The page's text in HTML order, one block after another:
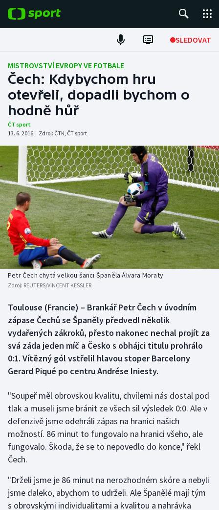
SLEDOVAT
Fotbal
Hokej
Tenis
Atletika
Cyklistika
DALŠÍ SPORTY
Americký fotbal
Baseball a softbal
Basketbal
Biatlon
Box
Curling
Dostihy
Florbal
Golf
Gymnastika
Házená
NEPŘEHLÉDNĚTE
Soutěže
Historické návraty
Aplikace ČT sport
MISTROVSTVÍ EVROPY VE FOTBALE
Čech: Kdybychom hru
otevřeli, dopadli bychom o
hodně hůř
ČT sport
13. 6. 2016 | Zdroj: ČTK, ČT sport
Petr Čech chytá velkou šanci Španěla Álvara Moraty
Zdroj: REUTERS/VINCENT KESSLER
Toulouse (Francie) – Brankář Petr Čech v úvodním
zápase Čechů se Španěly předvedl několik
vydařených zákroků, přesto nakonec nechal projít za
svá záda jeden míč a Česko s obhájci titulu prohrálo
0:1. Vítězný gól vstřelil hlavou stoper Barcelony
Gerard Piqué po centru Andrése Iniesty.
"Soupeř měl obrovskou kvalitu, chvílemi nás dostal pod
tlak a museli jsme bránit ze všech sil výsledek 0:0. Ale v
defenzivě jsme odehráli zápas na hranici našich
možností. 86 minut to fungovalo na hranici všeho, ale
fungovalo. Škoda, že se to nepovedlo do konce," řekl
Čech.
"Drželi jsme je 86 minut na nerozhodném skóre a nebyli
jsme daleko, abychom to udrželi. Ale Španělé mají tým
s obrovskými individualitami a kvalitou a nahrávka